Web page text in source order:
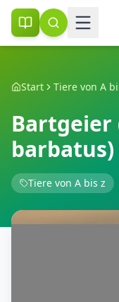
Start Tiere von A
Bartgeier
barbatus)
Tiere von A bis z